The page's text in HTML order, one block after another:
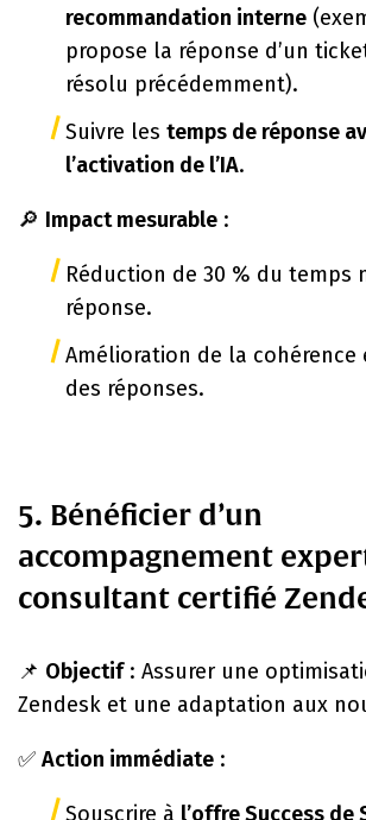
recommandation interne
propose la réponse d’un
résolu précédemment).
Suivre les temps de réponse
l’activation de l’IA.
🔎 Impact mesurable :
Réduction de 30 % du temps
réponse.
Amélioration de la
des réponses.
5. Bénéficier d’un
accompagnement
consultant certifié
📌 Objectif: Assurer une
Zendesk et une adaptation aux
✅ Action immédiate :
Souscrire à l’offre Success de